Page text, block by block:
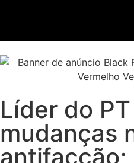
Líder do
mudanças